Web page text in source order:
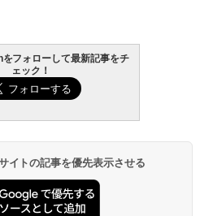
フォローして最新記事をチ
ェック！
イトの記事を優先表示させる